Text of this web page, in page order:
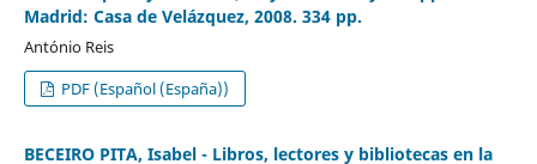
Madrid: Casa de Velázquez, 2008. 334 pp.
António Reis
PDF (Español (España))
BECEIRO PITA, Isabel - Libros, lectores y bibliotecas en la